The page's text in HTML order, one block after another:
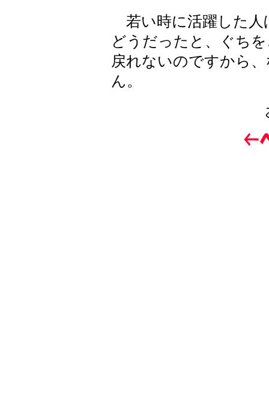
若い時に活躍した人
どうだったと、ぐち
戻れないのですから
ん。